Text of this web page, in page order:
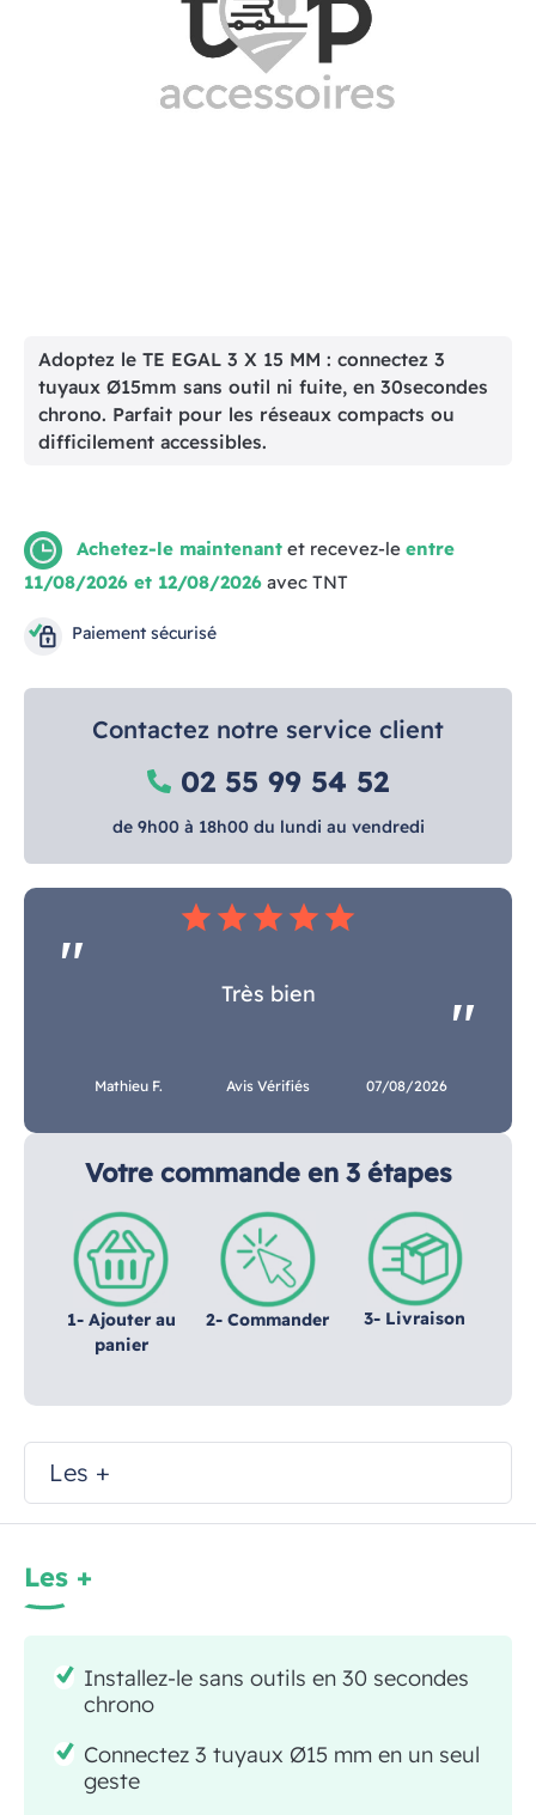
Adoptez le TE EGAL 3 X 15 MM : connectez 3
tuyaux Ø15mm sans outil ni fuite, en 30secondes
chrono. Parfait pour les réseaux compacts ou
difficilement accessibles.
Achetez-le maintenant et recevez-le entre
11/08/2026 et 12/08/2026 avec TNT
Paiement sécurisé
Contactez notre service client
02 55 99 54 52
de 9h00 à 18h00 du lundi au vendredi
Votre commande en 3 étapes
1- Ajouter au
panier
2- Commander 3- Livraison
star star star star star
Très bien
Mathieu F. Avis Vérifiés 07/08/2026
Les +
Les +
Installez-le sans outils en 30 secondes
chrono
Connectez 3 tuyaux Ø15 mm en un seul
geste